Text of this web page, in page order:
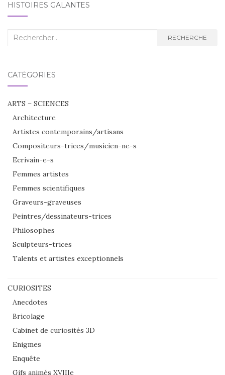
HISTOIRES GALANTES
Recherche
RECHERCHE
CATÉGORIES
ARTS – SCIENCES
Architecture
Artistes contemporains/artisans
Compositeurs-trices/musicien-ne-s
Ecrivain-e-s
Femmes artistes
Femmes scientifiques
Graveurs-graveuses
Peintres/dessinateurs-trices
Philosophes
Sculpteurs-trices
Talents et artistes exceptionnels
CURIOSITES
Anecdotes
Bricolage
Cabinet de curiosités 3D
Enigmes
Enquête
Gifs animés XVIIIe